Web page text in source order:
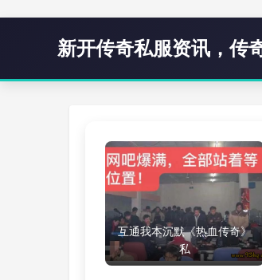
新开传奇私服资讯，传
互通我本沉默《热血传奇》
私